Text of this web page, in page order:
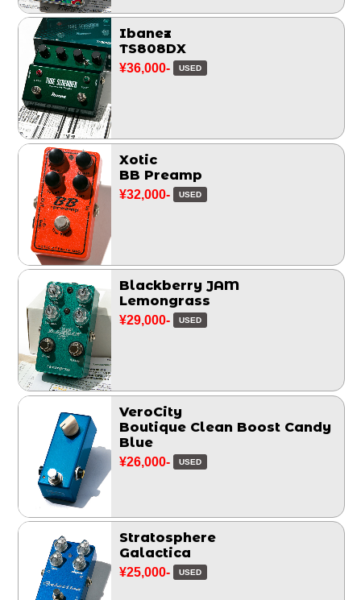
Ibanez
TS808DX
¥36,000- USED
Xotic
BB Preamp
¥32,000- USED
Blackberry JAM
Lemongrass
¥29,000- USED
VeroCity
Boutique Clean Boost Candy
Blue
¥26,000- USED
Stratosphere
Galactica
¥25,000- USED